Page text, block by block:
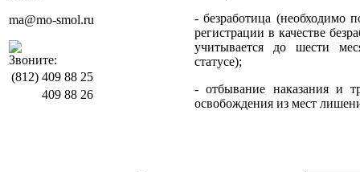
ma@mo-smol.ru
Звоните:
(812) 409 88 25
409 88 26
- безработица (необходимо
регистрации в качестве
учитывается до шести
статусе);
- отбывание наказания и
освобождения из мест